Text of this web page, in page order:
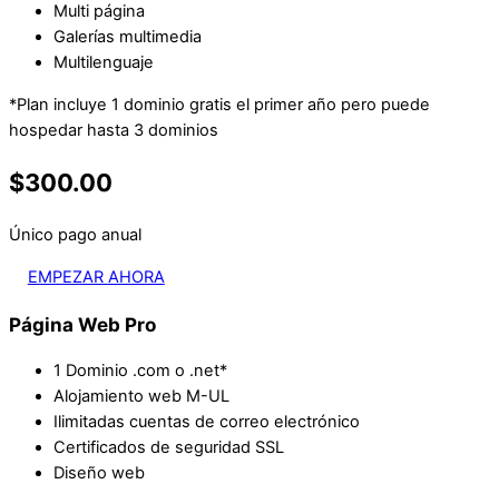
Multi página
Galerías multimedia
Multilenguaje
*Plan incluye 1 dominio gratis el primer año pero puede
hospedar hasta 3 dominios
$300.00
Único pago anual
EMPEZAR AHORA
Página Web Pro
1 Dominio .com o .net*
Alojamiento web M-UL
Ilimitadas cuentas de correo electrónico
Certificados de seguridad SSL
Diseño web